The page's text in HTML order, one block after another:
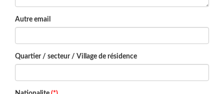
Autre email
Quartier / secteur / Village de résidence